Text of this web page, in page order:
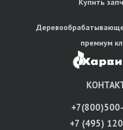
премиум
+7 (495)